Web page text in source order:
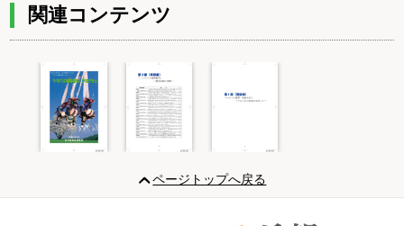
関連コンテンツ
3
ページトップへ戻る